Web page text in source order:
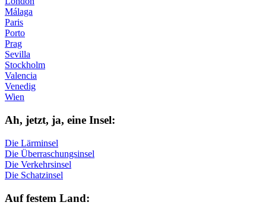
Málaga
Paris
Porto
Prag
Sevilla
Stockholm
Valencia
Venedig
Wien
Ah, jetzt, ja, ei­ne In­sel:
Die Lärminsel
Die Überraschungsinsel
Die Verkehrsinsel
Die Schatzinsel
Auf fe­stem Land: